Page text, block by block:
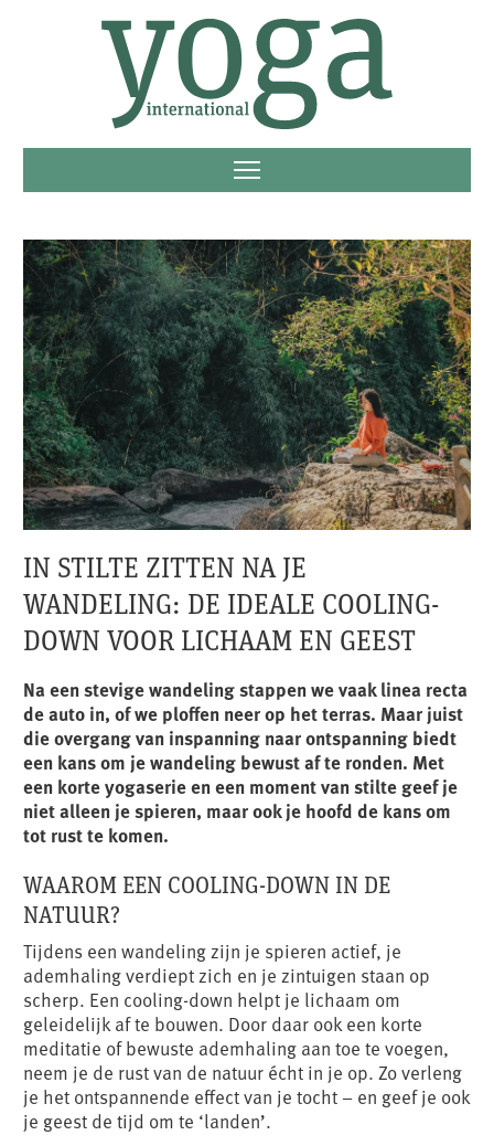
IN STILTE ZITTEN NA JE
WANDELING: DE IDEALE COOLING-
DOWN VOOR LICHAAM EN GEEST
Na een stevige wandeling stappen we vaak linea recta
de auto in, of we ploffen neer op het terras. Maar juist
die overgang van inspanning naar ontspanning biedt
een kans om je wandeling bewust af te ronden. Met
een korte yogaserie en een moment van stilte geef je
niet alleen je spieren, maar ook je hoofd de kans om
tot rust te komen.
WAAROM EEN COOLING-DOWN IN DE
NATUUR?
Tijdens een wandeling zijn je spieren actief, je
ademhaling verdiept zich en je zintuigen staan op
scherp. Een cooling-down helpt je lichaam om
geleidelijk af te bouwen. Door daar ook een korte
meditatie of bewuste ademhaling aan toe te voegen,
neem je de rust van de natuur écht in je op. Zo verleng
je het ontspannende effect van je tocht – en geef je ook
je geest de tijd om te ‘landen’.